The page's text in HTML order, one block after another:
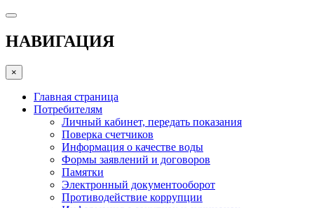
НАВИГАЦИЯ
×
Главная страница
Потребителям
Личный кабинет, передать показания
Поверка счетчиков
Информация о качестве воды
Формы заявлений и договоров
Памятки
Электронный документооборот
Противодействие коррупции